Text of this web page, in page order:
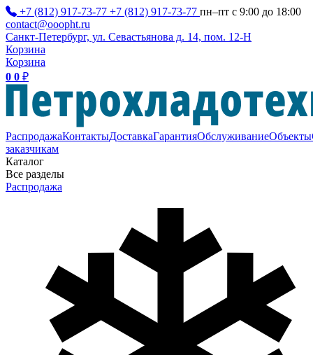
+7 (812) 917-73-77 +7 (812) 917-73-77 пн–пт с 9:00 до 18:00
contact@ooopht.ru
Санкт-Петербург, ул. Севастьянова д. 14, пом. 12-Н
Корзина
Корзина
0 0 ₽
РаспродажаКонтактыДоставкаГарантияОбслуживаниеОбъекты
заказчикам
Каталог
Все разделы
Распродажа